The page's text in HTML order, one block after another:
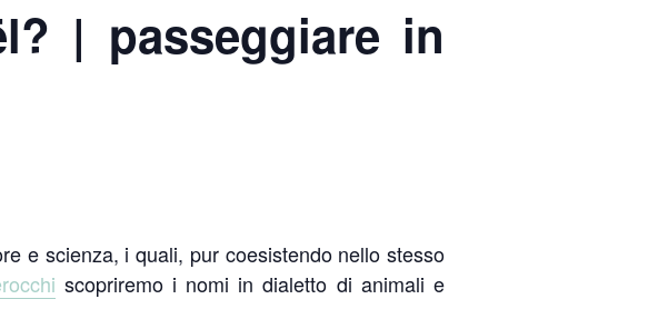
| passeggiare in
e scienza, i quali, pur coesistendo nello stesso
scopriremo i nomi in dialetto di animali e